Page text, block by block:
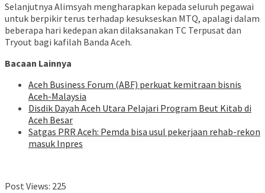
Selanjutnya Alimsyah mengharapkan kepada seluruh pegawai
untuk berpikir terus terhadap kesukseskan MTQ, apalagi dalam
beberapa hari kedepan akan dilaksanakan TC Terpusat dan
Tryout bagi kafilah Banda Aceh.
Bacaan Lainnya
Aceh Business Forum (ABF) perkuat kemitraan bisnis
Aceh-Malaysia
Disdik Dayah Aceh Utara Pelajari Program Beut Kitab di
Aceh Besar
Satgas PRR Aceh: Pemda bisa usul pekerjaan rehab-rekon
masuk Inpres
Post Views: 225